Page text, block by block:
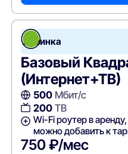
Новинка
Базовый
(Интернет+ТВ)
500Мбит/с
200ТВ
Wi-Fi роутер в
можно добавить к
750 ₽/мес